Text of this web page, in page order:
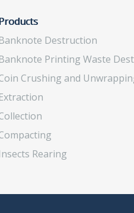
Destruction
Printing Waste
Crushing and
Rearing